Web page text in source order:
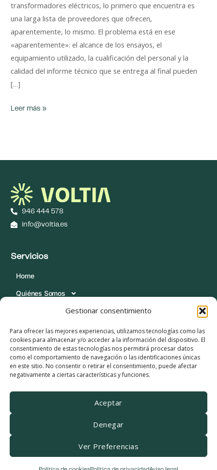
Gestionar consentimiento
Para ofrecer las mejores experiencias, utilizamos tecnologías como las
cookies para almacenar y/o acceder a la información del dispositivo. El
consentimiento de estas tecnologías nos permitirá procesar datos
como el comportamiento de navegación o las identificaciones únicas
en este sitio. No consentir o retirar el consentimiento, puede afectar
negativamente a ciertas características y funciones.
Aceptar
Denegar
Ver Preferencias
transformadores eléctricos, lo primero que encuentra es
una larga lista de proveedores que ofrecen,
aparentemente, lo mismo. El problema está en ese
«aparentemente»: el alcance de los ensayos, el
equipamiento utilizado, la cualificación del personal y la
calidad del informe técnico que se entrega al final pueden
[…]
Leer más »
946 444 578
info@voltia.es
Servicios
Home
Quiénes Somos
Blog
Contacta
Condiciones Legales